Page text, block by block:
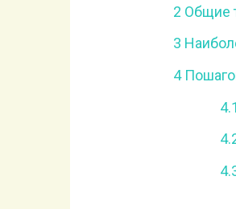
2 Общие
3
4
4.1